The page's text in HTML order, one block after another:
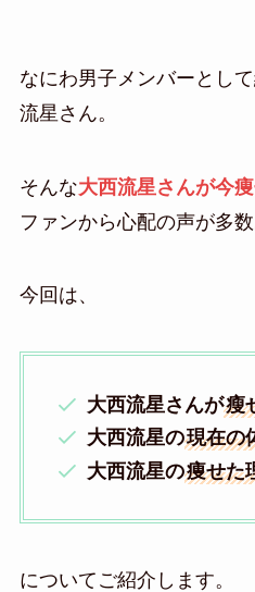
なにわ男子メンバーとし
流星さん。
そんな大西流星さんが今
ファンから心配の声が多
今回は、
大西流星さんが瘦
大西流星の現在の
大西流星の痩せた
についてご紹介します。